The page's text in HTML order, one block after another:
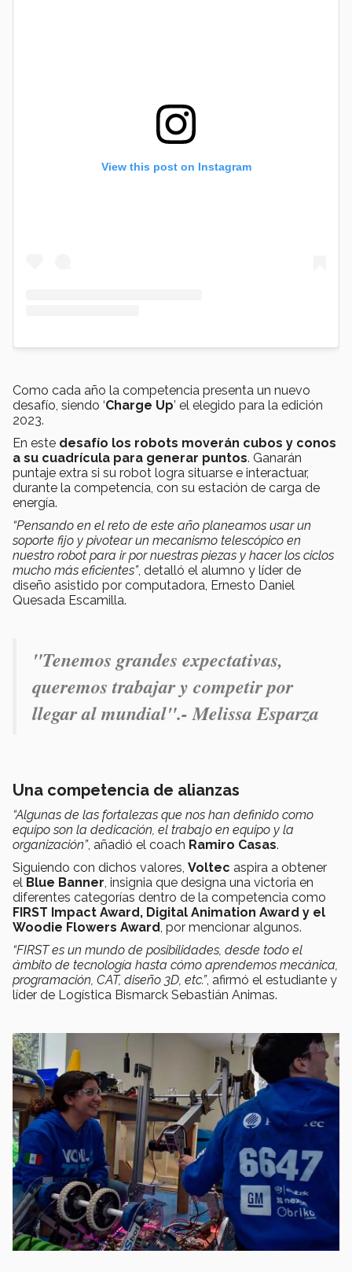
View this post on Instagram
Como cada año la competencia presenta un nuevo
desafío, siendo ‘Charge Up’ el elegido para la edición
2023.
En este desafío los robots moverán cubos y conos
a su cuadrícula para generar puntos. Ganarán
puntaje extra si su robot logra situarse e interactuar,
durante la competencia, con su estación de carga de
energía.
“Pensando en el reto de este año planeamos usar un
soporte fijo y pivotear un mecanismo telescópico en
nuestro robot para ir por nuestras piezas y hacer los ciclos
mucho más eficientes”, detalló el alumno y líder de
diseño asistido por computadora, Ernesto Daniel
Quesada Escamilla.
"Tenemos grandes expectativas,
queremos trabajar y competir por
llegar al mundial".- Melissa Esparza
Una competencia de alianzas
“Algunas de las fortalezas que nos han definido como
equipo son la dedicación, el trabajo en equipo y la
organización”, añadió el coach Ramiro Casas.
Siguiendo con dichos valores, Voltec aspira a obtener
el Blue Banner, insignia que designa una victoria en
diferentes categorías dentro de la competencia como
FIRST Impact Award, Digital Animation Award y el
Woodie Flowers Award, por mencionar algunos.
“FIRST es un mundo de posibilidades, desde todo el
ámbito de tecnología hasta cómo aprendemos mecánica,
programación, CAT, diseño 3D, etc.”, afirmó el estudiante y
líder de Logística Bismarck Sebastián Animas.